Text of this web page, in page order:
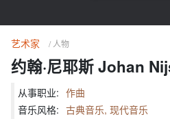
艺术家 / 人物
约翰·尼耶斯 Johan
从事职业: 作曲
音乐风格: 古典音乐, 现代音乐